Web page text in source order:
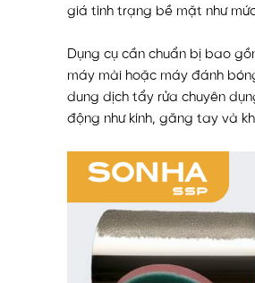
giá tình trạng bề mặt như
Dụng cụ cần chuẩn bị bao
máy mài hoặc máy đánh
dung dịch tẩy rửa chuyên
động như kính, găng tay và